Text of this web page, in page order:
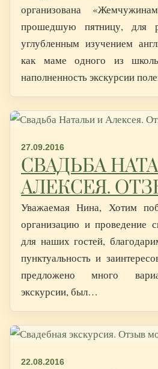
организована
прошедшую пятницу, для
углубленным изучением
как маме одного из
наполненность экскурсии
27.09.2016
СВАДЬБА
АЛЕКСЕЯ.
Уважаемая Нина, Хотим
организацию и проведение
для наших гостей,
пунктуальность и
предложено много
экскурсии, был…
22.08.2016